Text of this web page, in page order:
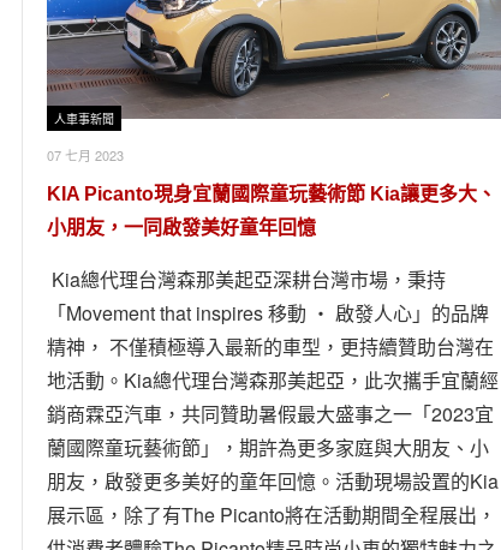
人車事新聞
07 七月 2023
KIA Picanto現身宜蘭國際童玩藝術節 Kia讓更多大、
小朋友，一同啟發美好童年回憶
Kia總代理台灣森那美起亞深耕台灣市場，秉持
「Movement that inspires 移動 ‧ 啟發人心」的品牌
精神， 不僅積極導入最新的車型，更持續贊助台灣在
地活動。Kia總代理台灣森那美起亞，此次攜手宜蘭經
銷商霖亞汽車，共同贊助暑假最大盛事之一「2023宜
蘭國際童玩藝術節」，期許為更多家庭與大朋友、小
朋友，啟發更多美好的童年回憶。活動現場設置的Kia
展示區，除了有The Picanto將在活動期間全程展出，